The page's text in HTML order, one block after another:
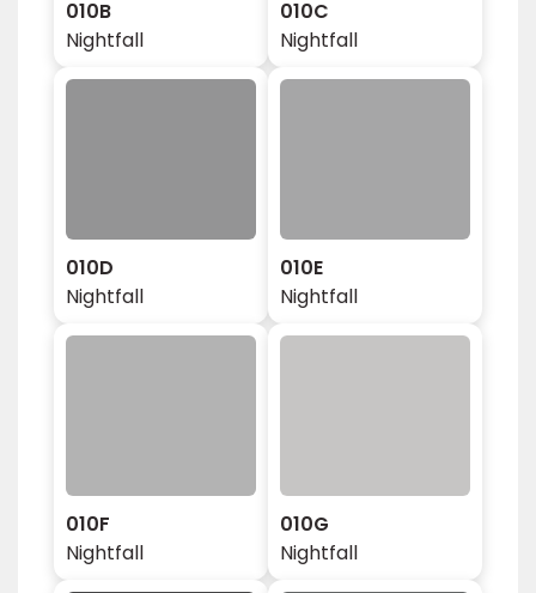
010B
Nightfall
010C
Nightfall
010D
Nightfall
010E
Nightfall
010F
Nightfall
010G
Nightfall